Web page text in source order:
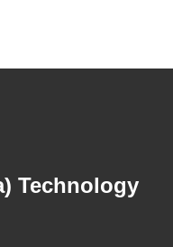
Technology